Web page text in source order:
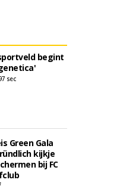
begint
sec
Green Gala
kijkje
bij FC